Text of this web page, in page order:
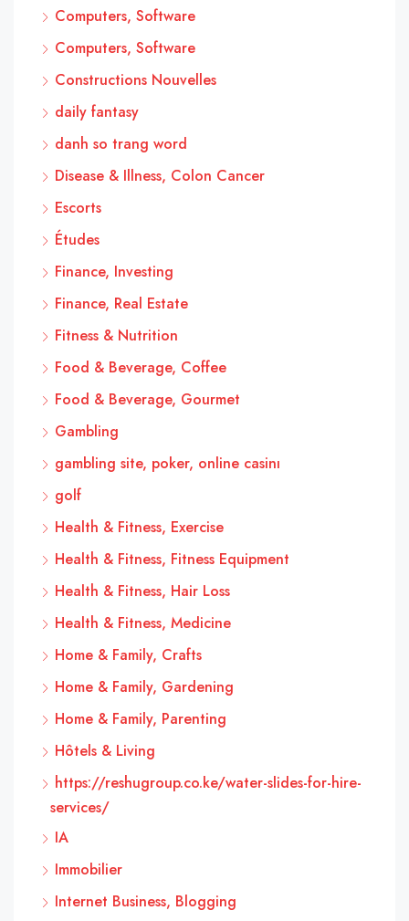
Computers, Software
Computers, Software
Constructions Nouvelles
daily fantasy
danh so trang word
Disease & Illness, Colon Cancer
Escorts
Études
Finance, Investing
Finance, Real Estate
Fitness & Nutrition
Food & Beverage, Coffee
Food & Beverage, Gourmet
Gambling
gambling site, poker, online casinı
golf
Health & Fitness, Exercise
Health & Fitness, Fitness Equipment
Health & Fitness, Hair Loss
Health & Fitness, Medicine
Home & Family, Crafts
Home & Family, Gardening
Home & Family, Parenting
Hôtels & Living
https://reshugroup.co.ke/water-slides-for-hire-
services/
IA
Immobilier
Internet Business, Blogging